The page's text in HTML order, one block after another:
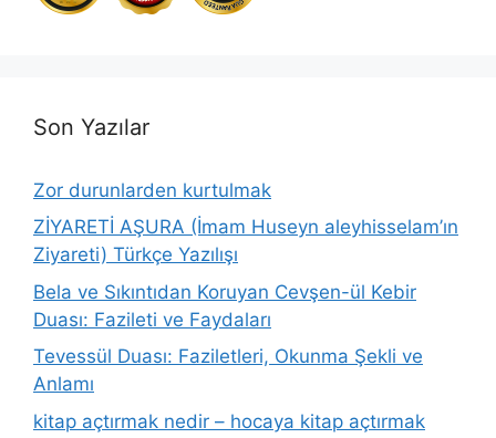
Son Yazılar
Zor durunlarden kurtulmak
ZİYARETİ AŞURA (İmam Huseyn aleyhisselam’ın
Ziyareti) Türkçe Yazılışı
Bela ve Sıkıntıdan Koruyan Cevşen-ül Kebir
Duası: Fazileti ve Faydaları
Tevessül Duası: Faziletleri, Okunma Şekli ve
Anlamı
kitap açtırmak nedir – hocaya kitap açtırmak